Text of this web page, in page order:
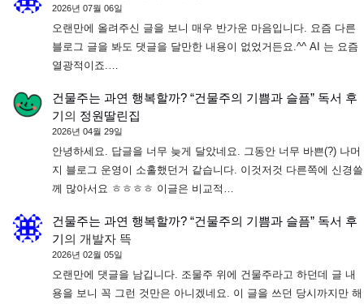
2026년 07월 06일
오랜만에 올려주신 글을 보니 매우 반가운 마음입니다. 요즘 다른
블로그 글을 봐도 댓글을 달만한 내용이 없었거든요.^^ AI 는 요즘
열광적이죠.…
건물주는 과연 행복할까? “건물주의 기쁨과 슬픔” 독서 후
기의 정원딸린집
2026년 04월 29일
안녕하세요. 답글을 너무 늦게 달았네요. 그동안 너무 바쁜(?) 나머
지 블로그 운영이 소홀했던거 같습니다. 이것저것 다른쪽에 신경쓸
께 많아서요 ㅎㅎㅎㅎ 이글은 비교적…
건물주는 과연 행복할까? “건물주의 기쁨과 슬픔” 독서 후
기의 개발자 뜩
2026년 02월 05일
오랜만에 댓글을 남깁니다. 조물주 위에 건물주라고 하던데 글 내
용을 보니 꼭 그런 것만은 아니겠네요. 이 글을 쓰던 당시까지만 해